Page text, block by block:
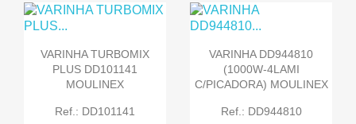
VARINHA TURBOMIX
PLUS DD101141
MOULINEX
Ref.: DD101141
VARINHA DD944810
(1000W-4LAMI
C/PICADORA) MOULINEX
Ref.: DD944810